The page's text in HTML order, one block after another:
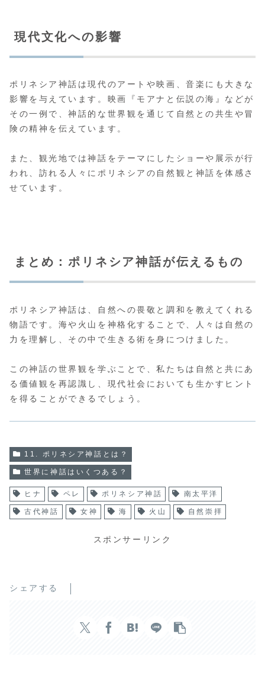
現代文化への影響
ポリネシア神話は現代のアートや映画、音楽にも大きな
影響を与えています。映画『モアナと伝説の海』などが
その一例で、神話的な世界観を通じて自然との共生や冒
険の精神を伝えています。
また、観光地では神話をテーマにしたショーや展示が行
われ、訪れる人々にポリネシアの自然観と神話を体感さ
せています。
まとめ：ポリネシア神話が伝えるもの
ポリネシア神話は、自然への畏敬と調和を教えてくれる
物語です。海や火山を神格化することで、人々は自然の
力を理解し、その中で生きる術を身につけました。
この神話の世界観を学ぶことで、私たちは自然と共にあ
る価値観を再認識し、現代社会においても生かすヒント
を得ることができるでしょう。
11. ポリネシア神話とは？
世界に神話はいくつある？
ヒナ ペレ ポリネシア神話 南太平洋
古代神話 女神 海 火山 自然崇拝
スポンサーリンク
シェアする